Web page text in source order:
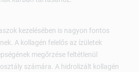
kezelésében is nagyon fontos
A kollagén felelős az ízületek
megőrzése feltétlenül
számára. A hidrolizált kollagén